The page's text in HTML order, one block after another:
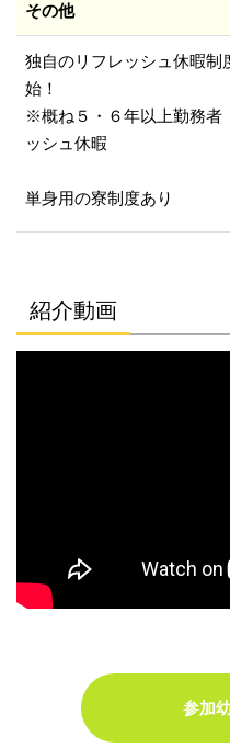
その他
独自のリフレッシュ休暇
始！
※概ね５・６年以上勤務者
ッシュ休暇
単身用の寮制度あり
紹介動画
参加